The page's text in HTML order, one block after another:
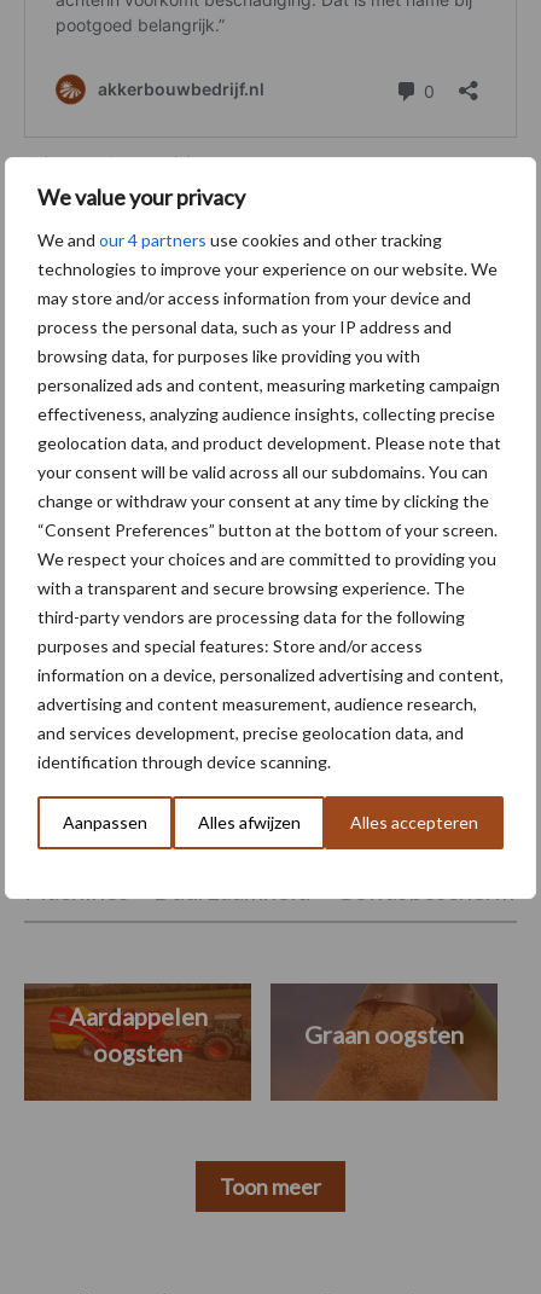
We value your privacy
We and our 4 partners use cookies and other tracking
technologies to improve your experience on our website. We
may store and/or access information from your device and
process the personal data, such as your IP address and
browsing data, for purposes like providing you with
personalized ads and content, measuring marketing campaign
effectiveness, analyzing audience insights, collecting precise
geolocation data, and product development. Please note that
your consent will be valid across all our subdomains. You can
change or withdraw your consent at any time by clicking the
“Consent Preferences” button at the bottom of your screen.
We respect your choices and are committed to providing you
with a transparent and secure browsing experience. The
third-party vendors are processing data for the following
purposes and special features: Store and/or access
information on a device, personalized advertising and content,
advertising and content measurement, audience research,
and services development, precise geolocation data, and
identification through device scanning.
Aanpassen Alles afwijzen Alles accepteren
Tekst: Jan Geert Vedelaar
Video: Jorden Koutstaal
Aanbevolen voor jou! uien oogsten
“Hoge verwachtingen van
schijven voor kouters”
Tijdelijke vrijstelling
Movento voor meerdere
teelten
Valse meeldauw in uien:
jaarrond aanwezig en reden
tot zorg
Themapagina's
Aardappelen
oogsten
Graan oogsten
Toon meer